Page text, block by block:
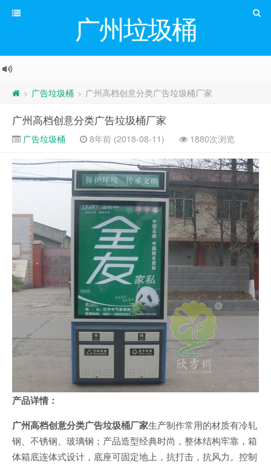
广州垃圾桶
> 广告垃圾桶 > 广州高档创意分类广告垃圾桶厂家
广州高档创意分类广告垃圾桶厂家
广告垃圾桶 8年前 (2018-08-11) 1880次浏览
产品详情：
广州高档创意分类广告垃圾桶厂家生产制作常用的材质有冷轧
钢、不锈钢、玻璃钢；产品造型经典时尚，整体结构牢靠，箱
体箱底连体式设计，底座可固定地上，抗打击，抗风力。控制